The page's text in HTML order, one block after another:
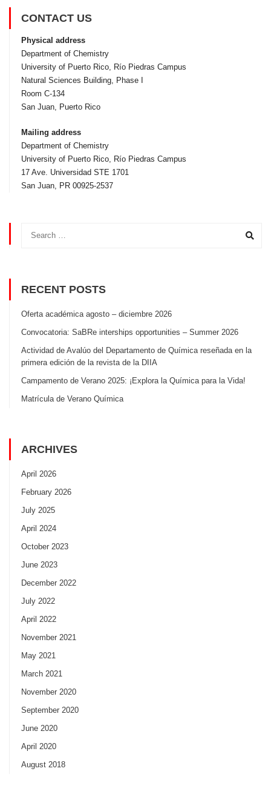
CONTACT US
Physical address
Department of Chemistry
University of Puerto Rico, Rí­o Piedras Campus
Natural Sciences Building, Phase I
Room C-134
San Juan, Puerto Rico
Mailing address
Department of Chemistry
University of Puerto Rico, Rí­o Piedras Campus
17 Ave. Universidad STE 1701
San Juan, PR 00925-2537
RECENT POSTS
Oferta académica agosto – diciembre 2026
Convocatoria: SaBRe interships opportunities – Summer 2026
Actividad de Avalúo del Departamento de Química reseñada en la
primera edición de la revista de la DIIA
Campamento de Verano 2025: ¡Explora la Química para la Vida!
Matrícula de Verano Química
ARCHIVES
April 2026
February 2026
July 2025
April 2024
October 2023
June 2023
December 2022
July 2022
April 2022
November 2021
May 2021
March 2021
November 2020
September 2020
June 2020
April 2020
August 2018